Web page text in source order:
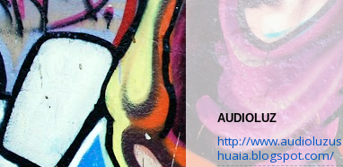
AUDIOLUZ
http://www.audioluzus
huaia.blogspot.com/